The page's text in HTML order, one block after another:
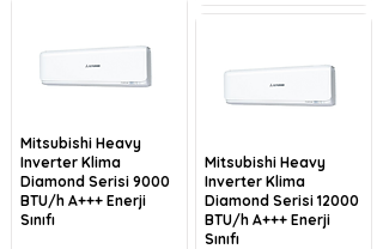
Mitsubishi Heavy
Inverter Klima
Diamond Serisi 9000
BTU/h A+++ Enerji
Sınıfı
Mitsubishi Heavy
Inverter Klima
Diamond Serisi 12000
BTU/h A+++ Enerji
Sınıfı